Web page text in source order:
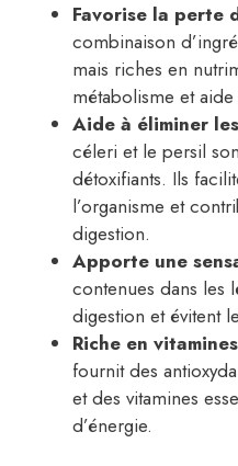
Favorise la perte
combinaison
mais riches en
métabolisme et
Aide à éliminer
céleri et le persil
détoxifiants. Ils
l’organisme et
digestion.
Apporte une
contenues dans les
digestion et évitent
Riche en
fournit des
et des vitamines
d’énergie.